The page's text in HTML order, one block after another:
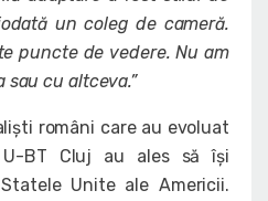
un coleg de cameră.
puncte de vedere. Nu am
cu altceva.”
români care au evoluat
BT Cluj au ales să își
Unite ale Americii.